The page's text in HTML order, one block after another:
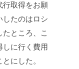
行取得をお願
したのはロシ
ところ、こ
しに行く費用
にした。